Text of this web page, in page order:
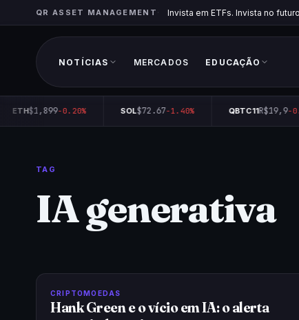
QR ASSET MANAGEMENT Invista em ETFs. Invista no
NOTÍCIAS MERCADOS EDUCAÇÃO
ETH$1,899-0.20% SOL$72.67-1.40% QBTC11R$19,9-
TAG
IA generativa
CRIPTOMOEDAS
Hank Green e o vício em IA: o alerta